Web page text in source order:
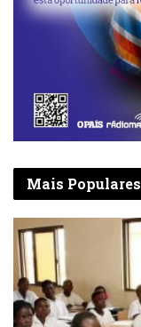
Mais Populares